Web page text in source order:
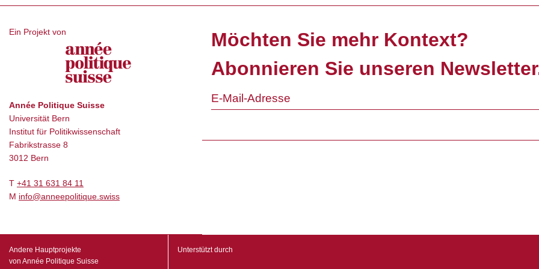
Ein Projekt von
Année Politique Suisse
Universität Bern
Institut für Politikwissenschaft
Fabrikstrasse 8
3012 Bern
T +41 31 631 84 11
M info@anneepolitique.swiss
Möchten Sie mehr Kontext?
Abonnieren Sie unseren
Andere Hauptprojekte
von Année Politique Suisse
Unterstützt durch